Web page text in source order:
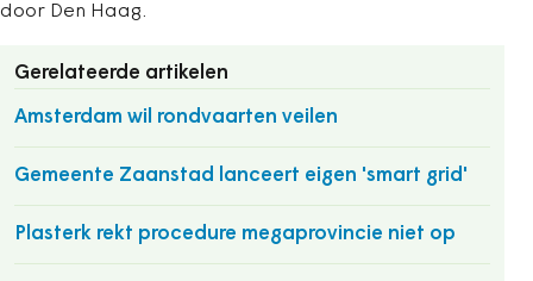
door Den Haag.
Gerelateerde artikelen
Amsterdam wil rondvaarten veilen
Gemeente Zaanstad lanceert eigen 'smart grid'
Plasterk rekt procedure megaprovincie niet op